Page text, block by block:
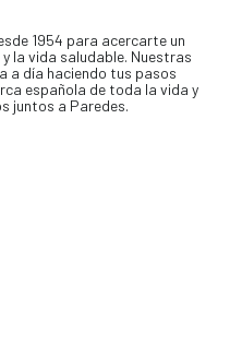
1954 para acercarte un
la vida saludable. Nuestras
a día haciendo tus pasos
española de toda la vida y
juntos a Paredes.